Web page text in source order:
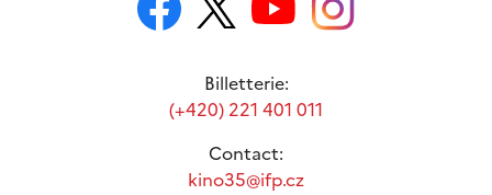
Billetterie:
(+420) 221 401 011
Contact:
kino35@ifp.cz